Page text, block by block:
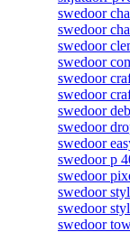
swedoor
swedoor
swedoor
swedoor
swedoor
swedoor
swedoor
swedoor
swedoor
swedoor p
swedoor
swedoor
swedoor
swedoor